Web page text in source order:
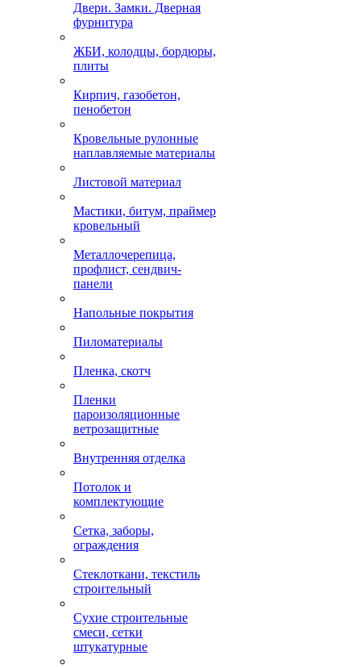
Двери. Замки. Дверная
фурнитура
ЖБИ, колодцы, бордюры,
плиты
Кирпич, газобетон,
пенобетон
Кровельные рулонные
наплавляемые материалы
Листовой материал
Мастики, битум, праймер
кровельный
Металлочерепица,
профлист, сендвич-
панели
Напольные покрытия
Пиломатериалы
Пленка, скотч
Пленки
пароизоляционные
ветрозащитные
Внутренняя отделка
Потолок и
комплектующие
Сетка, заборы,
ограждения
Стеклоткани, текстиль
строительный
Сухие строительные
смеси, сетки
штукатурные